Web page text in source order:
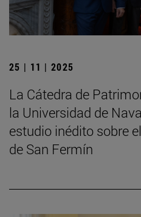
25 | 11 | 2025
La Cátedra de
la Universidad de
estudio inédito sobre
de San Fermín